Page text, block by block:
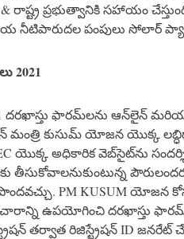
& రాష్ట్ర ప్రభుత్వానికి సహాయం
నీటిపారుదల పంపులు సోలార్
2021
దరఖాస్తు ఫారమ్‌లను ఆన్‌లైన్
మంత్రి కుసుమ్ యోజన యొక్క
యొక్క అధికారిక వెబ్‌సైట్‌ను
తీసుకోవాలనుకుంటున్న
PM KUSUM యోజన
ఉపయోగించి దరఖాస్తు
తర్వాత రిజిస్ట్రేషన్ ID జనరేట్